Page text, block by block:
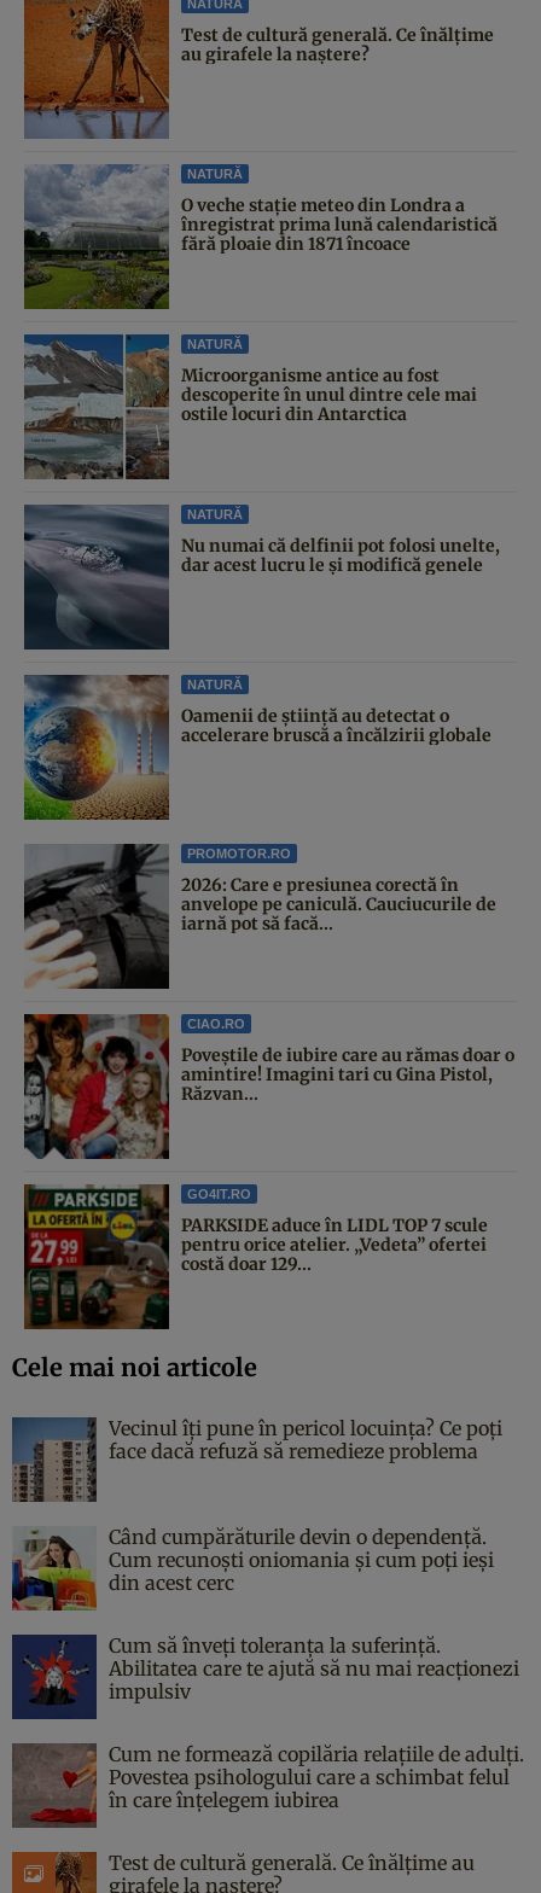
NATURĂ
Test de cultură generală. Ce înălțime
au girafele la naștere?
NATURĂ
O veche stație meteo din Londra a
înregistrat prima lună calendaristică
fără ploaie din 1871 încoace
NATURĂ
Microorganisme antice au fost
descoperite în unul dintre cele mai
ostile locuri din Antarctica
NATURĂ
Nu numai că delfinii pot folosi unelte,
dar acest lucru le și modifică genele
NATURĂ
Oamenii de știință au detectat o
accelerare bruscă a încălzirii globale
PROMOTOR.RO
2026: Care e presiunea corectă în
anvelope pe caniculă. Cauciucurile de
iarnă pot să facă...
CIAO.RO
Poveştile de iubire care au rămas doar o
amintire! Imagini tari cu Gina Pistol,
Răzvan...
GO4IT.RO
PARKSIDE aduce în LIDL TOP 7 scule
pentru orice atelier. „Vedeta” ofertei
costă doar 129...
Cele mai noi articole
Vecinul îți pune în pericol locuința? Ce poți
face dacă refuză să remedieze problema
Când cumpărăturile devin o dependență.
Cum recunoști oniomania și cum poți ieși
din acest cerc
Cum să înveți toleranța la suferință.
Abilitatea care te ajută să nu mai reacționezi
impulsiv
Cum ne formează copilăria relațiile de adulți.
Povestea psihologului care a schimbat felul
în care înțelegem iubirea
Test de cultură generală. Ce înălțime au
girafele la naștere?